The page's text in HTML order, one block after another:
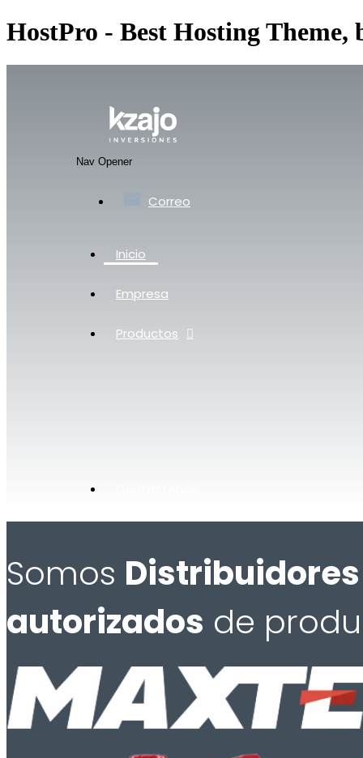
HostPro - Best Hosting Theme,
Nav Opener
Correo
Inicio
Empresa
Productos
Somos Distribuidores
autorizados de